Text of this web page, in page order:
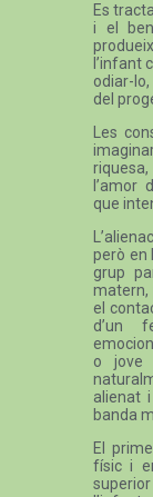
Es
i el
l’infant
odiar-
del
Les
l’amor
que
però en
grup
matern,
el
d’un
o jove
alienat
banda
El
físic i